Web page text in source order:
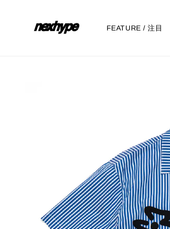
FEATURE / 注目